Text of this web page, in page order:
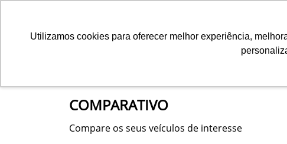
Utilizamos cookies para oferecer melhor experiência,
COMPARATIVO
Compare os seus veículos de interesse